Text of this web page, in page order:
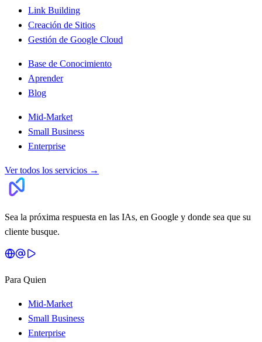
Link Building
Creación de Sitios
Gestión de Google Cloud
Base de Conocimiento
Aprender
Blog
Mid-Market
Small Business
Enterprise
Ver todos los servicios →
Sea la próxima respuesta en las IAs, en Google y donde sea que su
cliente busque.
Para Quien
Mid-Market
Small Business
Enterprise